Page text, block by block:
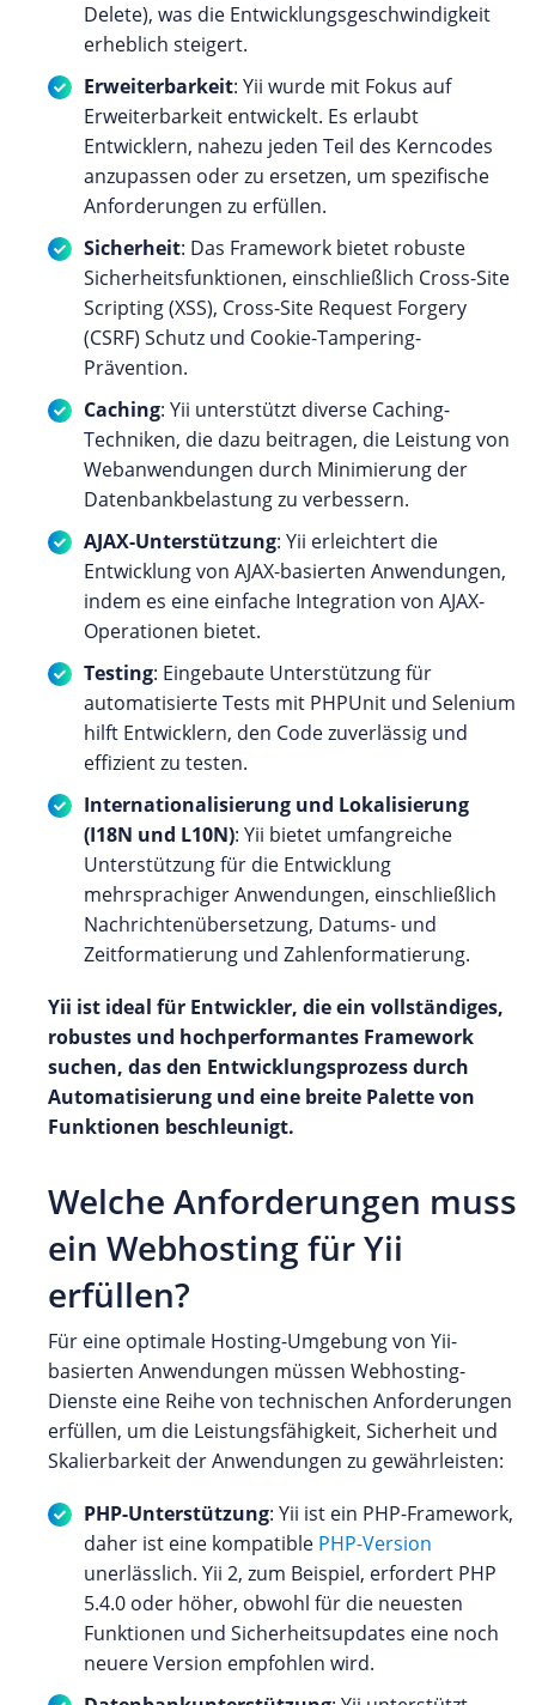
Delete), was die Entwicklungsgeschwindigkeit
erheblich steigert.
Erweiterbarkeit: Yii wurde mit Fokus auf
Erweiterbarkeit entwickelt. Es erlaubt
Entwicklern, nahezu jeden Teil des Kerncodes
anzupassen oder zu ersetzen, um spezifische
Anforderungen zu erfüllen.
Sicherheit: Das Framework bietet robuste
Sicherheitsfunktionen, einschließlich Cross-Site
Scripting (XSS), Cross-Site Request Forgery
(CSRF) Schutz und Cookie-Tampering-
Prävention.
Caching: Yii unterstützt diverse Caching-
Techniken, die dazu beitragen, die Leistung von
Webanwendungen durch Minimierung der
Datenbankbelastung zu verbessern.
AJAX-Unterstützung: Yii erleichtert die
Entwicklung von AJAX-basierten Anwendungen,
indem es eine einfache Integration von AJAX-
Operationen bietet.
Testing: Eingebaute Unterstützung für
automatisierte Tests mit PHPUnit und Selenium
hilft Entwicklern, den Code zuverlässig und
effizient zu testen.
Internationalisierung und Lokalisierung
(I18N und L10N): Yii bietet umfangreiche
Unterstützung für die Entwicklung
mehrsprachiger Anwendungen, einschließlich
Nachrichtenübersetzung, Datums- und
Zeitformatierung und Zahlenformatierung.
Yii ist ideal für Entwickler, die ein vollständiges,
robustes und hochperformantes Framework
suchen, das den Entwicklungsprozess durch
Automatisierung und eine breite Palette von
Funktionen beschleunigt.
Welche Anforderungen muss
ein Webhosting für Yii
erfüllen?
Für eine optimale Hosting-Umgebung von Yii-
basierten Anwendungen müssen Webhosting-
Dienste eine Reihe von technischen Anforderungen
erfüllen, um die Leistungsfähigkeit, Sicherheit und
Skalierbarkeit der Anwendungen zu gewährleisten:
PHP-Unterstützung: Yii ist ein PHP-Framework,
daher ist eine kompatible PHP-Version
unerlässlich. Yii 2, zum Beispiel, erfordert PHP
5.4.0 oder höher, obwohl für die neuesten
Funktionen und Sicherheitsupdates eine noch
neuere Version empfohlen wird.